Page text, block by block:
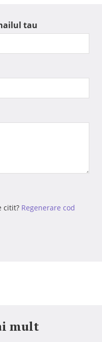
tau
citit? Regenerare cod
mult